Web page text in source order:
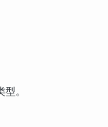
。